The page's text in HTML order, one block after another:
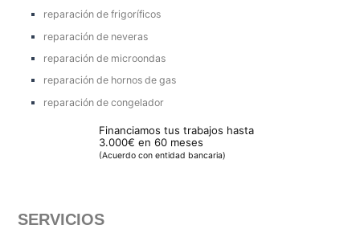
reparación de frigoríficos
reparación de neveras
reparación de microondas
reparación de hornos de gas
reparación de congelador
Financiamos tus trabajos hasta
3.000€ en 60 meses
(Acuerdo con entidad bancaria)
SERVICIOS